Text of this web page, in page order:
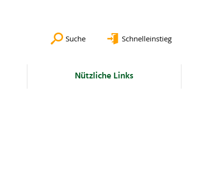
Suche Schnelleinstieg
Nützliche Links